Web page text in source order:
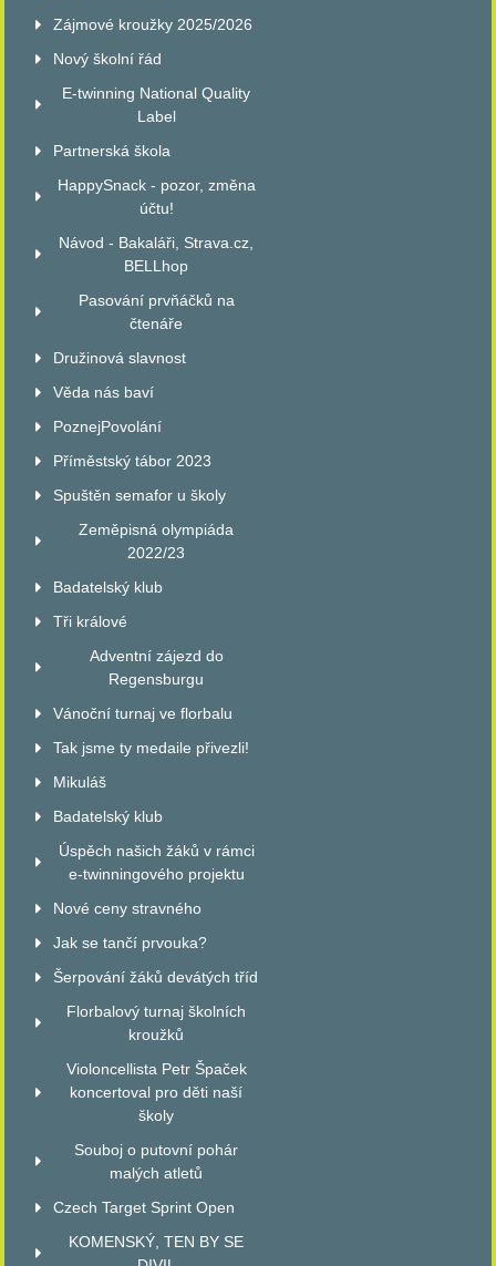
Zájmové kroužky 2025/2026
Nový školní řád
E-twinning National Quality
Label
Partnerská škola
HappySnack - pozor, změna
účtu!
Návod - Bakaláři, Strava.cz,
BELLhop
Pasování prvňáčků na
čtenáře
Družinová slavnost
Věda nás baví
PoznejPovolání
Příměstský tábor 2023
Spuštěn semafor u školy
Zeměpisná olympiáda
2022/23
Badatelský klub
Tři králové
Adventní zájezd do
Regensburgu
Vánoční turnaj ve florbalu
Tak jsme ty medaile přivezli!
Mikuláš
Badatelský klub
Úspěch našich žáků v rámci
e-twinningového projektu
Nové ceny stravného
Jak se tančí prvouka?
Šerpování žáků devátých tříd
Florbalový turnaj školních
kroužků
Violoncellista Petr Špaček
koncertoval pro děti naší
školy
Souboj o putovní pohár
malých atletů
Czech Target Sprint Open
KOMENSKÝ, TEN BY SE